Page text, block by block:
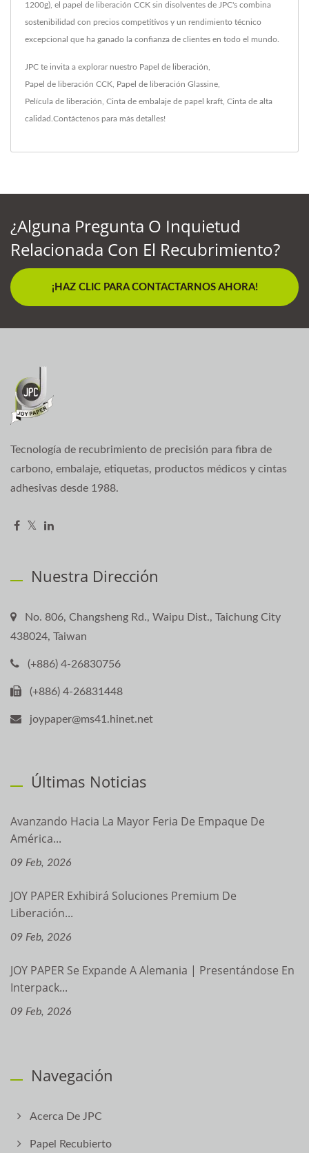
1200g), el papel de liberación CCK sin disolventes de JPC's combina
sostenibilidad con precios competitivos y un rendimiento técnico
excepcional que ha ganado la confianza de clientes en todo el mundo.
JPC te invita a explorar nuestro Papel de liberación
Papel de liberación CCK Papel de liberación Glassine
Película de liberación Cinta de embalaje de papel kraft Cinta de alta
calidad. Contáctenos para más detalles!
¿Alguna Pregunta O Inquietud
Relacionada Con El Recubrimiento?
¡HAZ CLIC PARA CONTACTARNOS AHORA!
Tecnología de recubrimiento de precisión para fibra de
carbono, embalaje, etiquetas, productos médicos y cintas
adhesivas desde 1988.
Nuestra Dirección
No. 806, Changsheng Rd., Waipu Dist., Taichung City
438024, Taiwan
(+886) 4-26830756
(+886) 4-26831448
joypaper@ms41.hinet.net
Últimas Noticias
Avanzando Hacia La Mayor Feria De Empaque De
América...
09 Feb, 2026
JOY PAPER Exhibirá Soluciones Premium De
Liberación...
09 Feb, 2026
JOY PAPER Se Expande A Alemania | Presentándose En
Interpack...
09 Feb, 2026
Navegación
Acerca De JPC
Papel Recubierto